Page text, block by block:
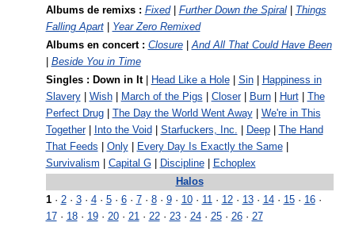
Albums de remixs : Fixed| Further Down the Spiral|
Things
Falling Apart|
Year Zero Remixed
Albums en concert : Closure| And All That Could Have Been
Beside You in Time
Singles : Down in It| Head Like a Hole| Sin|
Happiness in
Slavery| Wish| March of the Pigs Closer| Burn| Hurt| The
Perfect Drug| The Day the World Went Away| We're in This
Together| Into the Void Starfuckers, Inc. Deep| The Hand
That Feeds
Only| Every Day Is Exactly the Same|
Survivalism
Capital G| Discipline|
Echoplex
Halos
1· 2· 3· 4· 5· 6· 7· 8· 9· 10· 11 · 12· 13· 14· 15· 16·
17· 18· 19· 20· 21 · 22· 23· 24· 25· 26· 27